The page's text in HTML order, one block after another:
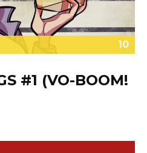
10
#1 (VO-BOOM!